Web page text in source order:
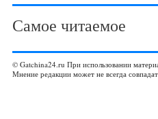
Самое читаемое
© Gatchina24.ru При использовании
Мнение редакции может не всегда